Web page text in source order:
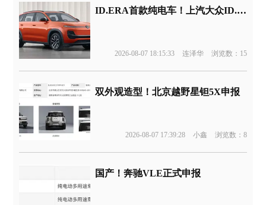
ID.ERA首款纯电车！上汽大众ID.ERA 5X申报
2026-08-07 18:15:33 连泽华 浏览数：15
双外观造型！北京越野星钽5X申报
2026-08-07 17:39:28 小鑫 浏览数：8
国产！奔驰VLE正式申报